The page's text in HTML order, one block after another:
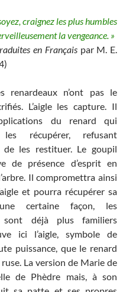
craignez les plus humbles
la vengeance. »
en Françaispar M. E.
renardeaux n’ont pas le
L’aigle les capture. Il
du renard qui
récupérer, refusant
de les restituer. Le goupil
de présence d’esprit en
Il compromettra ainsi
et pourra récupérer sa
certaine façon, les
sont déjà plus familiers
ici l’aigle, symbole de
puissance, que le renard
La version de Marie de
de Phèdre mais, à son